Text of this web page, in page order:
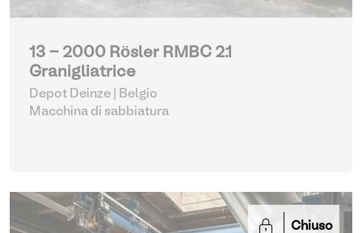
13 - 2000 Rösler RMBC 2.1
Granigliatrice
Depot Deinze | Belgio
Macchina di sabbiatura
Chiuso